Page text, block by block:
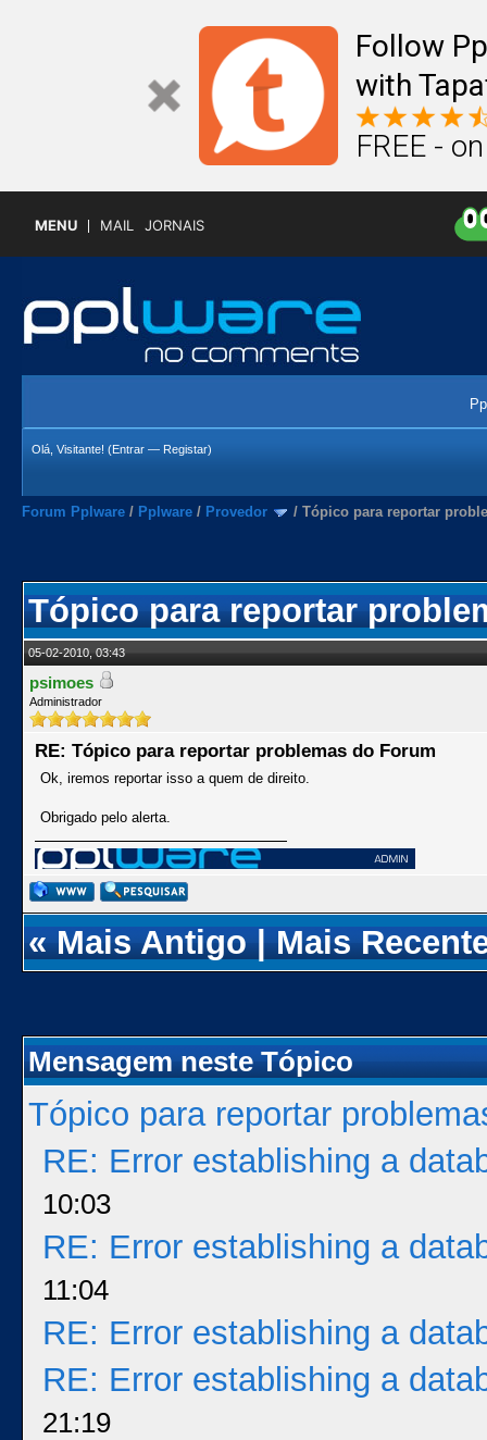
Follow
with
FREE -
MENU MAIL JORNAIS
Olá, Visitante! (Entrar — Registar)
Forum Pplware / Pplware / Provedor / Tópico para reportar
Tópico para reportar
05-02-2010, 03:43
psimoes
Administrador
RE: Tópico para reportar problemas do Forum
Ok, iremos reportar isso a quem de direito.
Obrigado pelo alerta.
«Mais Antigo|Mais
Mensagem neste Tópico
Tópico para reportar
RE: Error establishing a
10:03
RE: Error establishing a
11:04
RE: Error establishing a
RE: Error establishing a
21:19